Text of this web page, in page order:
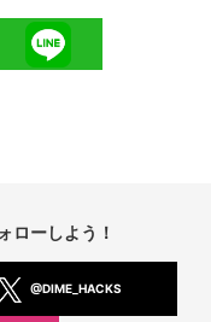
ローしよう！
@DIME_HACKS